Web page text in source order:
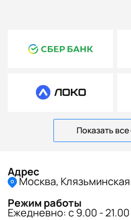
Показать
Адрес
Москва,
Режим работы
Ежедневно: с 9.00 - 21.00